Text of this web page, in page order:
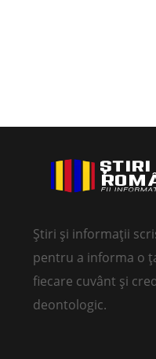
Știri și informații
pentru a informa o
fiecare cuvânt și
deontologic.